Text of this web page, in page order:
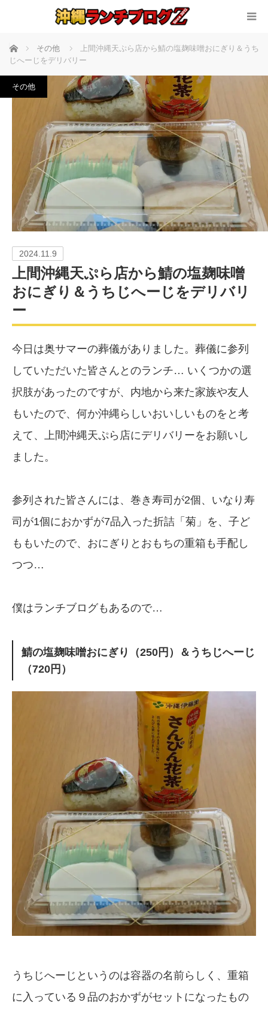
ホーム その他
上間沖縄天ぷら店から鯖の塩麹味噌おにぎり＆うち
じへーじをデリバリー
その他
2024.11.9
上間沖縄天ぷら店から鯖の塩麹味噌
おにぎり＆うちじへーじをデリバリ
ー
今日は奥サマーの葬儀がありました。葬儀に参列
していただいた皆さんとのランチ… いくつかの選
択肢があったのですが、内地から来た家族や友人
もいたので、何か沖縄らしいおいしいものをと考
えて、上間沖縄天ぷら店にデリバリーをお願いし
ました。
参列された皆さんには、巻き寿司が2個、いなり寿
司が1個におかずが7品入った折詰「菊」を、子ど
ももいたので、おにぎりとおもちの重箱も手配し
つつ…
僕はランチブログもあるので…
鯖の塩麹味噌おにぎり（250円）＆うちじへーじ
（720円）
うちじへーじというのは容器の名前らしく、重箱
に入っている９品のおかずがセットになったもの